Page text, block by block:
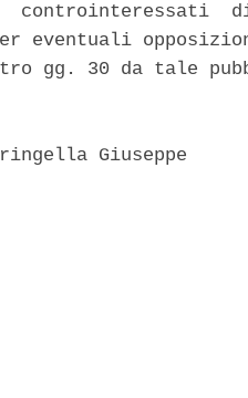
controinteressati
eventuali
gg. 30 da tale
Giuseppe